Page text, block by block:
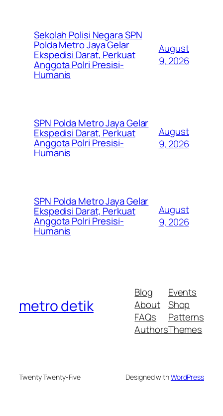
Sekolah Polisi Negara SPN
Polda Metro Jaya Gelar
Ekspedisi Darat, Perkuat
Anggota Polri Presisi-
Humanis
August
9, 2026
SPN Polda Metro Jaya Gelar
Ekspedisi Darat, Perkuat
Anggota Polri Presisi-
Humanis
August
9, 2026
SPN Polda Metro Jaya Gelar
Ekspedisi Darat, Perkuat
Anggota Polri Presisi-
Humanis
August
9, 2026
metro detik
Blog
About
FAQs
Authors
Events
Shop
Patterns
Themes
Twenty Twenty-Five Designed withWordPress